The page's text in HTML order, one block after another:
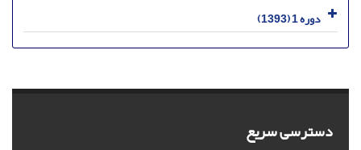
دوره 1 (1393)
دسترسی سریع